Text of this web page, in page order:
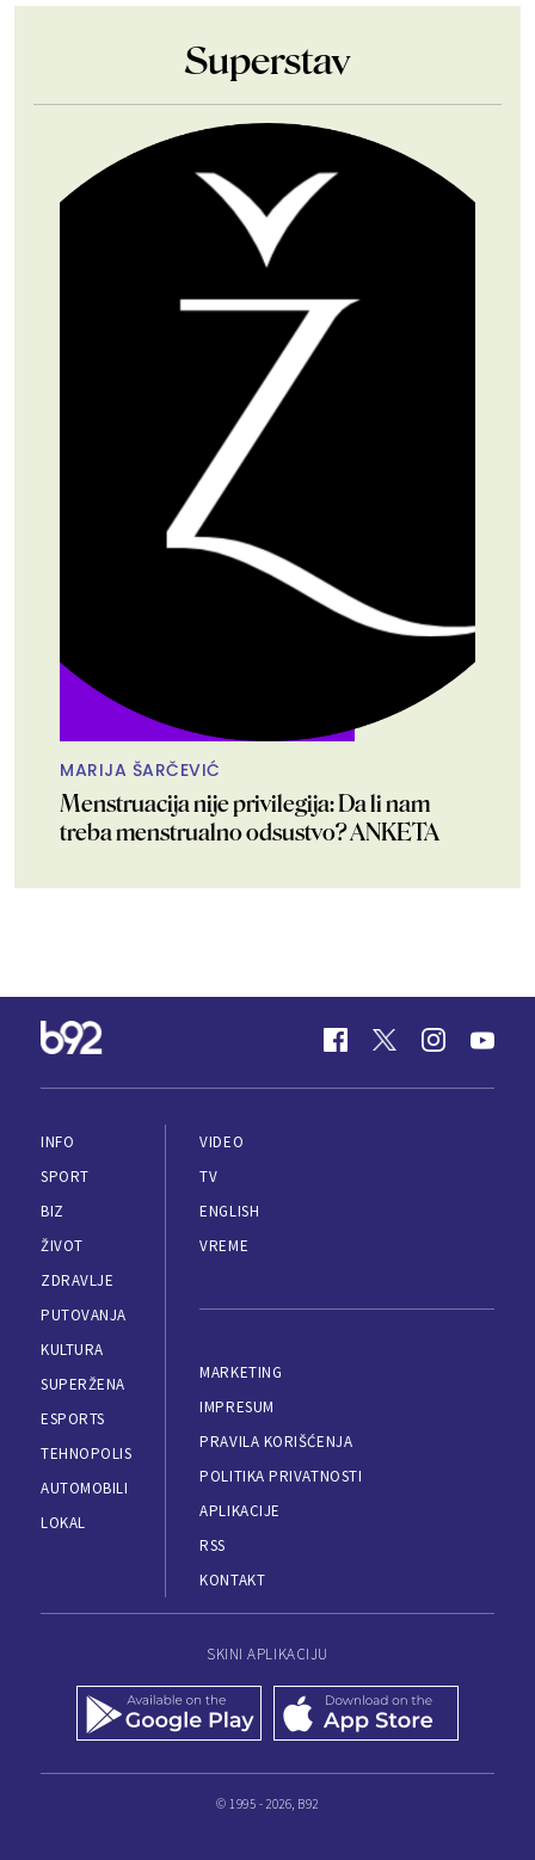
Superstav
MARIJA ŠARČEVIĆ
Menstruacija nije privilegija: Da li nam
treba menstrualno odsustvo? ANKETA
INFO
SPORT
BIZ
ŽIVOT
ZDRAVLJE
PUTOVANJA
KULTURA
SUPERŽENA
ESPORTS
TEHNOPOLIS
AUTOMOBILI
LOKAL
VIDEO
TV
ENGLISH
VREME
MARKETING
IMPRESUM
PRAVILA KORIŠĆENJA
POLITIKA PRIVATNOSTI
APLIKACIJE
RSS
KONTAKT
SKINI APLIKACIJU
© 1995 - 2026, B92